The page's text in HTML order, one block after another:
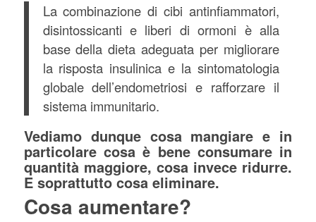
La combinazione di cibi antinfiammatori,
disintossicanti e liberi di ormoni è alla
base della dieta adeguata per migliorare
la risposta insulinica e la sintomatologia
globale dell’endometriosi e rafforzare il
sistema immunitario.
Vediamo dunque cosa mangiare e in
particolare cosa è bene consumare in
quantità maggiore, cosa invece ridurre.
E soprattutto cosa eliminare.
Cosa aumentare?